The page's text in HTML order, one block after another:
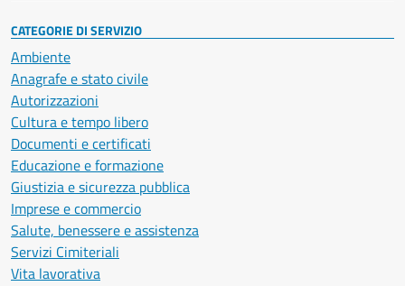
CATEGORIE DI SERVIZIO
Ambiente
Anagrafe e stato civile
Autorizzazioni
Cultura e tempo libero
Documenti e certificati
Educazione e formazione
Giustizia e sicurezza pubblica
Imprese e commercio
Salute, benessere e assistenza
Servizi Cimiteriali
Vita lavorativa